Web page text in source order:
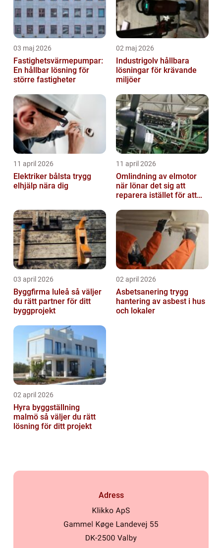
03 maj 2026
Fastighetsvärmepumpar:
En hållbar lösning för
större fastigheter
02 maj 2026
Industrigolv hållbara
lösningar för krävande
miljöer
11 april 2026
Elektriker bålsta trygg
elhjälp nära dig
11 april 2026
Omlindning av elmotor
när lönar det sig att
reparera istället för att
03 april 2026
Byggfirma luleå så väljer
du rätt partner för ditt
byggprojekt
02 april 2026
Asbetsanering trygg
hantering av asbest i hus
och lokaler
02 april 2026
Hyra byggställning
malmö så väljer du rätt
lösning för ditt projekt
Adress